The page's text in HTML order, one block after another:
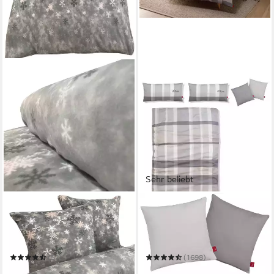
LEONADO VICENTI
Bettwäsche Winter flauschig
warm
135 x 200 cm B/L
(51)
ab 18,50 € UVP 24,42 €
Sehr beliebt
S.OLIVER
Bettwäsche Tabea in Gr.
135x200 oder 155x220 cm
135 x 200 cm
(1698)
ab 35,49 € 54,99 €